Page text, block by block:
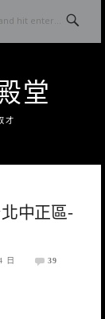
堂
才
中正區-
日 39